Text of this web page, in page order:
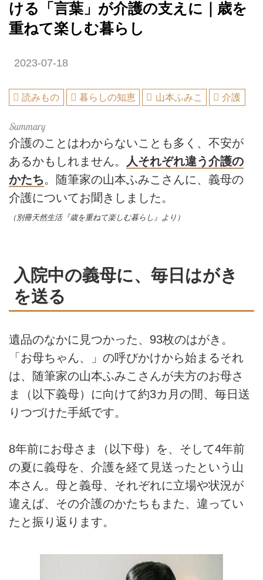
ける「言葉」が介護の支えに｜歳を
重ねて楽しむ暮らし
2023-07-18
読みもの 暮らしの知恵 山本ふみこ 介護
介護のことはわからないことも多く、不安が
あるかもしれません。
人それぞれ違う介護の
かたち。随筆家の山本ふみこさんに、義母の
介護についてお聞きしました。
（別冊天然生活『歳を重ねて楽しむ暮らし』より）
入院中の義母に、毎日はがき
を送る
遺品のなかに見つかった、93枚のはがき。
「お母ちゃん、」の呼びかけから始まるそれ
は、随筆家の山本ふみこさんが夫方のお母さ
ま（以下義母）に向けて約3カ月の間、毎日送
りつづけた手紙です。
8年前にお母さま（以下母）を、そして4年前
の夏に義母を、介護を経て見送ったという山
本さん。母と義母、それぞれに立場や状況が
違えば、その介護のかたちもまた、違ってい
たと振り返ります。